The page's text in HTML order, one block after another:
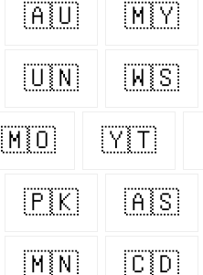
🇦🇺 🇲🇾
🇺🇳 🇼🇸
🇲🇴 🇾🇹
🇵🇰 🇦🇸
🇲🇳 🇨🇩